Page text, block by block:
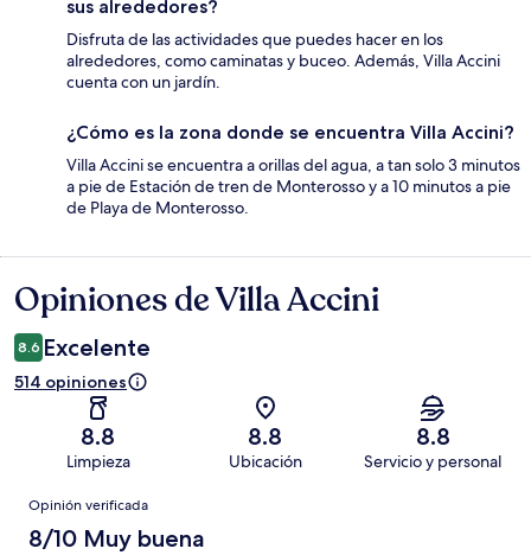
sus alrededores?
Disfruta de las actividades que puedes hacer en los
alrededores, como caminatas y buceo. Además, Villa Accini
cuenta con un jardín.
¿Cómo es la zona donde se encuentra Villa Accini?
Villa Accini se encuentra a orillas del agua, a tan solo 3 minutos
a pie de Estación de tren de Monterosso y a 10 minutos a pie
de Playa de Monterosso.
Opiniones
Opiniones de Villa Accini
8.6 Excelente
514 opiniones
8.8
Limpieza
8.8
Ubicación
8.8
Servicio y personal
Opiniones
Opinión verificada
8/10 Muy buena